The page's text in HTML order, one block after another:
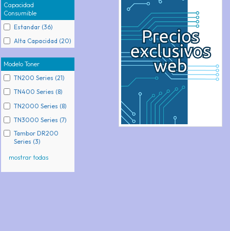
Capacidad
Consumible
Estandar (36)
Alta Capacidad (20)
Modelo Toner
TN200 Series (21)
TN400 Series (8)
TN2000 Series (8)
TN3000 Series (7)
Tambor DR200
Series (3)
mostrar todas